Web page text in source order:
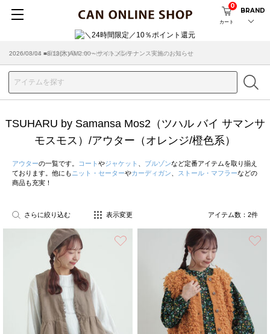
カート
0
BRAND
2026/08/04 ■8/13(木)AM2:00～サイトメンテナンス実施のお知らせ
2026/03/18 ■店舗受け取りサービスのご案内
TSUHARU by Samansa Mos2（ツハル バイ サマンサ
モスモス）/アウター（オレンジ/橙色系）
アウターの一覧です。 コート やジャケット ブルゾンなど定番アイテムを取り揃え
ております。他にも ニット・セーターやカーディガン ストール・マフラーなどの
商品も充実！
さらに絞り込む 表示変更 アイテム数： 2件